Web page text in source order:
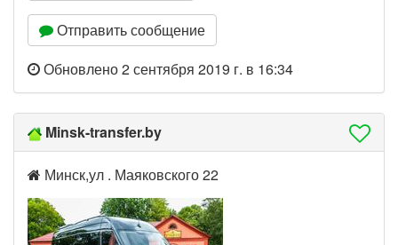
Отправить сообщение
Обновлено 2 сентября 2019 г. в 16:34
Minsk-transfer.by
Минск,ул . Маяковского 22